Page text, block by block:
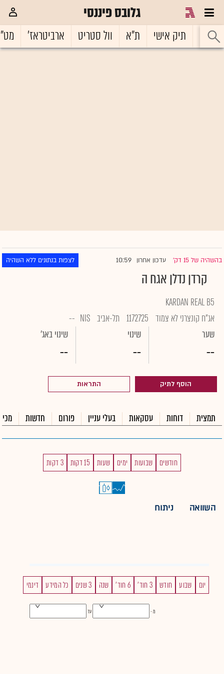
גלובס פיננסי
ראשי תיק אישי ת"א וול סטריט ארביטראז'
בהשהיה של 15 דק' |עדכון אחרון 10:59 לצפות בנתונים ללא השהיה
קרדן נדלן אגח ה
KARDAN REAL B5
אג"ח קונצרני לא צמוד 1172725 תל-אביב NIS
--
שער
--
שינוי
--
שינוי באג'
--
הוסף לתיק התראות
תמצית דוחות עסקאות בעלי עניין פורום חדשות
חודשים שבועות ימים שעות 15 דקות 3 דקות
השוואה ניתוח
יום שבוע חודש 3 חוד' 6 חוד' שנה 3 שנים כל המידע דינמי
מ - עד